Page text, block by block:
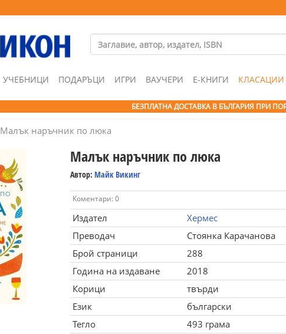
УЧЕБНИЦИ ПОДАРЪЦИ ИГРИ ВАУЧЕРИ Е-КНИГИ КЛАСАЦИИ
БЕЗПЛАТНА ДОСТАВКА В БЪЛГАРИЯ ПРИ
Малък наръчник по люка
Малък наръчник по люка
Автор: Майк Викинг
Коментари: 0
Издател
Хермес
Преводач
Стоянка Карачанова
Брой страници
288
Година на издаване
2018
Корици
твърди
Език
български
Тегло
493 грама